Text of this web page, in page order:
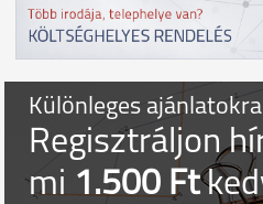
Különleges
Regisztráljon
mi1.500 Ft